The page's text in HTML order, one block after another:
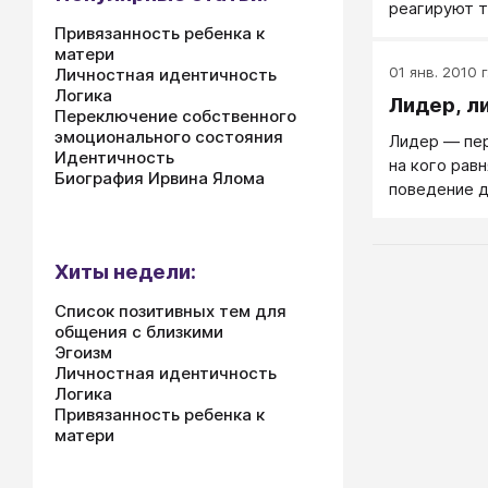
реагируют
секунду
возможно,
высот,
01 янв. 2010 г.
Лидер,
Лидер —
на кого
поведение
Привязанность ребенка к
матери
Личностная идентичность
Логика
Переключение собственного
эмоционального состояния
Идентичность
Биография Ирвина Ялома
Хиты недели:
Список позитивных тем для
общения с близкими
Эгоизм
Личностная идентичность
Логика
Привязанность ребенка к
матери